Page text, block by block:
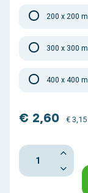
200 x 200
300 x 300
400 x 400
€ 2,60 €